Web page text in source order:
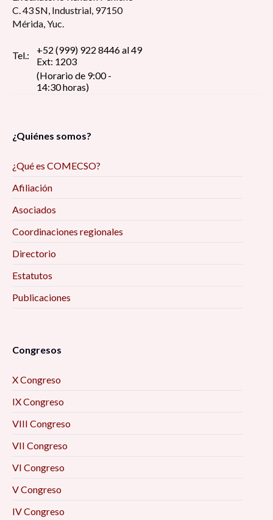
C. 43 SN, Industrial, 97150
Mérida, Yuc.
Tel.:
+52 (999) 922 8446 al 49
Ext: 1203
(Horario de 9:00 -
14:30 horas)
¿Quiénes somos?
¿Qué es COMECSO?
Afiliación
Asociados
Coordinaciones regionales
Directorio
Estatutos
Publicaciones
Congresos
X Congreso
IX Congreso
VIII Congreso
VII Congreso
VI Congreso
V Congreso
IV Congreso